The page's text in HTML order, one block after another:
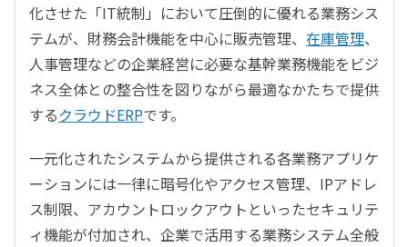
化させた「IT統制」において圧倒的に優れる業務シス
テムが、財務会計機能を中心に販売管理、 在庫管理、
人事管理などの企業経営に必要な基幹業務機能をビジ
ネス全体との整合性を図りながら最適なかたちで提供
するクラウドERPです。
一元化されたシステムから提供される各業務アプリケ
ーションには一律に暗号化やアクセス管理、IPアドレ
ス制限、アカウントロックアウトといったセキュリテ
ィ機能が付加され、企業で活用する業務システム全般